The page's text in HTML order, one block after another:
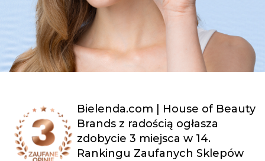
Bielenda.com | House of Beauty
Brands z radością ogłasza
zdobycie 3 miejsca w 14.
Rankingu Zaufanych Sklepów